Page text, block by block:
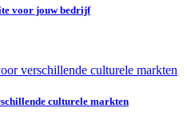
voor jouw bedrijf
culturele markten